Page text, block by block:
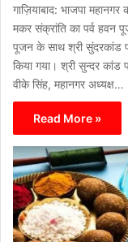
गाज़ियाबाद: भाजपा
मकर संक्रांति का पर्व हवन
पूजन के साथ श्री सुंदरकांड
किया गया। श्री सुन्दर कांड
वीके सिंह, महानगर अध्यक्ष…
Read More »